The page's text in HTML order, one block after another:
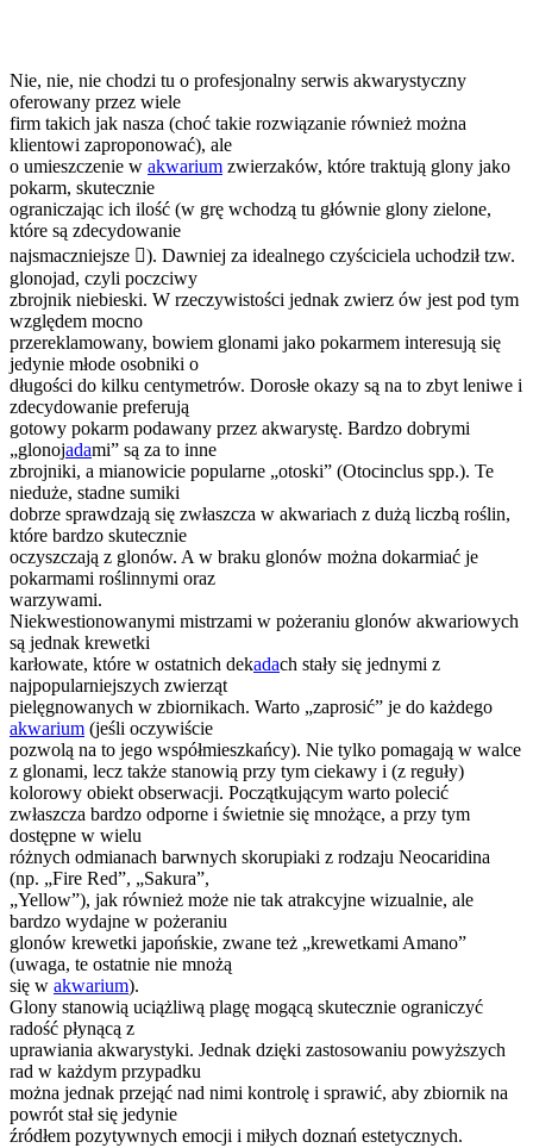
Nie, nie, nie chodzi tu o profesjonalny serwis akwarystyczny
oferowany przez wiele
firm takich jak nasza (choć takie rozwiązanie również można
klientowi zaproponować), ale
o umieszczenie w akwarium zwierzaków, które traktują glony jako
pokarm, skutecznie
ograniczając ich ilość (w grę wchodzą tu głównie glony zielone,
które są zdecydowanie
najsmaczniejsze ). Dawniej za idealnego czyściciela uchodził tzw.
glonojad, czyli poczciwy
zbrojnik niebieski. W rzeczywistości jednak zwierz ów jest pod tym
względem mocno
przereklamowany, bowiem glonami jako pokarmem interesują się
jedynie młode osobniki o
długości do kilku centymetrów. Dorosłe okazy są na to zbyt leniwe i
zdecydowanie preferują
gotowy pokarm podawany przez akwarystę. Bardzo dobrymi
„glonojadami” są za to inne
zbrojniki, a mianowicie popularne „otoski” (Otocinclus spp.). Te
nieduże, stadne sumiki
dobrze sprawdzają się zwłaszcza w akwariach z dużą liczbą roślin,
które bardzo skutecznie
oczyszczają z glonów. A w braku glonów można dokarmiać je
pokarmami roślinnymi oraz
warzywami.
Niekwestionowanymi mistrzami w pożeraniu glonów akwariowych
są jednak krewetki
karłowate, które w ostatnich dekadach stały się jednymi z
najpopularniejszych zwierząt
pielęgnowanych w zbiornikach. Warto „zaprosić” je do każdego
akwarium (jeśli oczywiście
pozwolą na to jego współmieszkańcy). Nie tylko pomagają w walce
z glonami, lecz także stanowią przy tym ciekawy i (z reguły)
kolorowy obiekt obserwacji. Początkującym warto polecić
zwłaszcza bardzo odporne i świetnie się mnożące, a przy tym
dostępne w wielu
różnych odmianach barwnych skorupiaki z rodzaju Neocaridina
(np. „Fire Red”, „Sakura”,
„Yellow”), jak również może nie tak atrakcyjne wizualnie, ale
bardzo wydajne w pożeraniu
glonów krewetki japońskie, zwane też „krewetkami Amano”
(uwaga, te ostatnie nie mnożą
się w akwarium).
Glony stanowią uciążliwą plagę mogącą skutecznie ograniczyć
radość płynącą z
uprawiania akwarystyki. Jednak dzięki zastosowaniu powyższych
rad w każdym przypadku
można jednak przejąć nad nimi kontrolę i sprawić, aby zbiornik na
powrót stał się jedynie
źródłem pozytywnych emocji i miłych doznań estetycznych.